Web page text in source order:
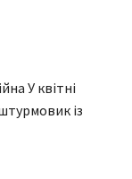
У квітні
із